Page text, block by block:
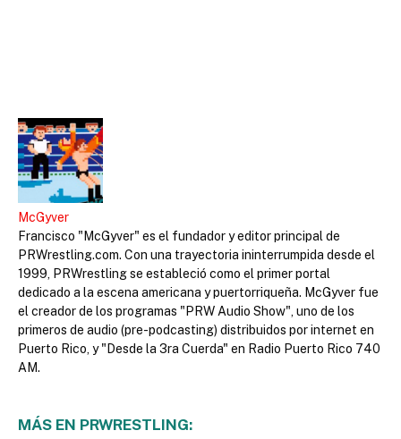
McGyver
Francisco "McGyver" es el fundador y editor principal de
PRWrestling.com. Con una trayectoria ininterrumpida desde el
1999, PRWrestling se estableció como el primer portal
dedicado a la escena americana y puertorriqueña. McGyver fue
el creador de los programas "PRW Audio Show", uno de los
primeros de audio (pre-podcasting) distribuidos por internet en
Puerto Rico, y "Desde la 3ra Cuerda" en Radio Puerto Rico 740
AM.
MÁS EN PRWRESTLING: